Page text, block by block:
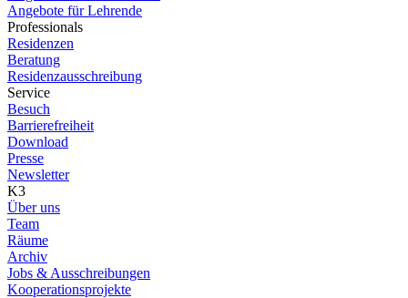
Angebote für Lehrende
Professionals
Residenzen
Beratung
Residenzausschreibung
Service
Besuch
Barrierefreiheit
Download
Presse
Newsletter
K3
Über uns
Team
Räume
Archiv
Jobs & Ausschreibungen
Kooperationsprojekte